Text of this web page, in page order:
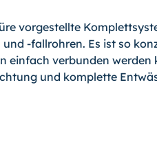
vorgestellte
und -fallrohren. Es ist so
einfach verbunden werden
und komplette